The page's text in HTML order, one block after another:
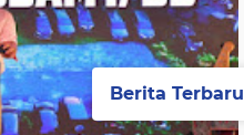
Berita Terbaru